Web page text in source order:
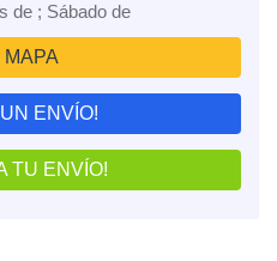
de ; Sábado de
ENVÍO!
TU ENVÍO!